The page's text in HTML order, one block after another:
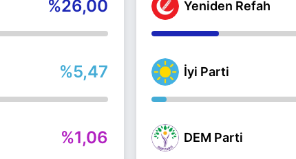
%26,00
%5,47
%1,06
Yeniden Refah
İyi Parti
DEM Parti